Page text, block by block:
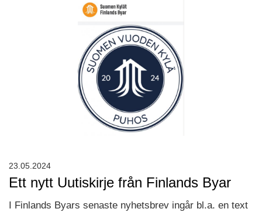
Ett nytt Uutiskirje från Finlands Byar
I Finlands Byars senaste nyhetsbrev ingår bl.a. en text
23.05.2024